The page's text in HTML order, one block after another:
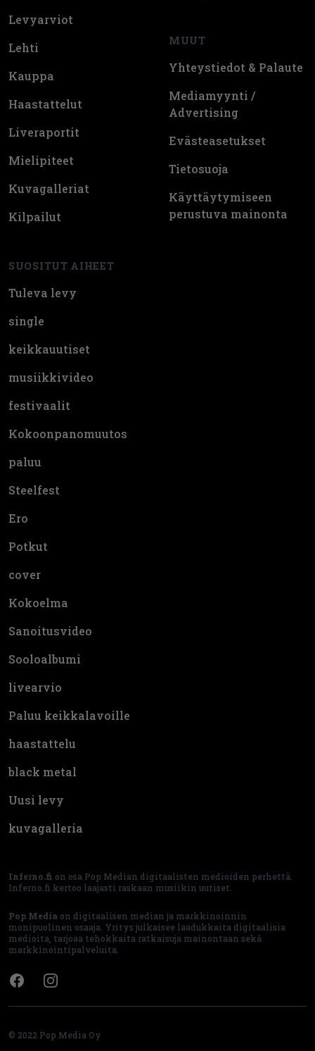
Levyarviot
Lehti
Kauppa
Haastattelut
Liveraportit
Mielipiteet
Kuvagalleriat
Kilpailut
SUOSITUT AIHEET
Tuleva levy
single
keikkauutiset
musiikkivideo
festivaalit
Kokoonpanomuutos
paluu
Steelfest
Ero
Potkut
cover
Kokoelma
Sanoitusvideo
Sooloalbumi
livearvio
Paluu keikkalavoille
haastattelu
black metal
Uusi levy
kuvagalleria
MUUT
Yhteystiedot & Palaute
Mediamyynti /
Advertising
Evästeasetukset
Tietosuoja
Käyttäytymiseen
perustuva mainonta
Inferno.fi on osa Pop Median digitaalisten medioiden perhettä.
Inferno.fi kertoo laajasti raskaan musiikin uutiset.
Pop Media on digitaalisen median ja markkinoinnin
monipuolinen osaaja. Yritys julkaisee laadukkaita digitaalisia
medioita, tarjoaa tehokkaita ratkaisuja mainontaan sekä
markkinointipalveluita.
FacebookInstagram
© 2022 Pop Media Oy